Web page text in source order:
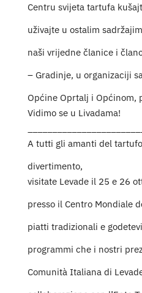
Centru svijeta tartufa
uživajte u ostalim
naši vrijedne članice i
– Gradinje, u organizaciji
Općine Oprtalj i Općinom,
Vidimo se u Livadama!
A tutti gli amanti del
divertimento,
visitate Levade il 25 e 26
presso il Centro Mondiale
piatti tradizionali e
programmi che i nostri
Comunità Italiana di